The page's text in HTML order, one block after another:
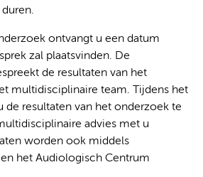
ontvangt u een datum
zal plaatsvinden. De
de resultaten van het
multidisciplinaire team. Tijdens het
de resultaten van het onderzoek te
advies met u
worden ook middels
het Audiologisch Centrum